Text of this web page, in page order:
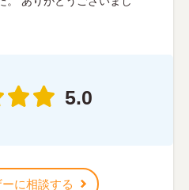
5.0
に相談する